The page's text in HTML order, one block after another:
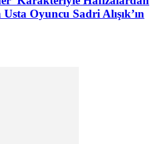
Oyuncu Sadri Alışık’ın